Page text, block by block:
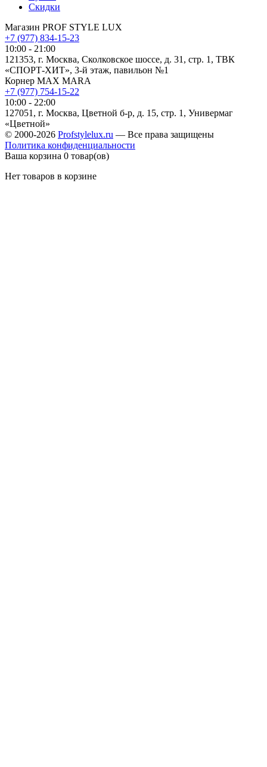
Скидки
Магазин PROF STYLE LUX
+7 (977) 834-15-23
10:00 - 21:00
121353, г. Москва, Сколковское шоссе, д. 31, стр. 1, ТВК
«СПОРТ-ХИТ», 3-й этаж, павильон №1
Корнер MAX MARA
+7 (977) 754-15-22
10:00 - 22:00
127051, г. Москва, Цветной б-р, д. 15, стр. 1, Универмаг
«Цветной»
© 2000-2026 Profstylelux.ru — Все права защищены
Политика конфиденциальности
Ваша корзина 0 товар(ов)
Нет товаров в корзине